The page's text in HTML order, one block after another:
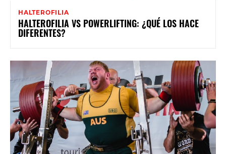
HALTEROFILIA
HALTEROFILIA VS POWERLIFTING: ¿QUÉ LOS HACE
DIFERENTES?